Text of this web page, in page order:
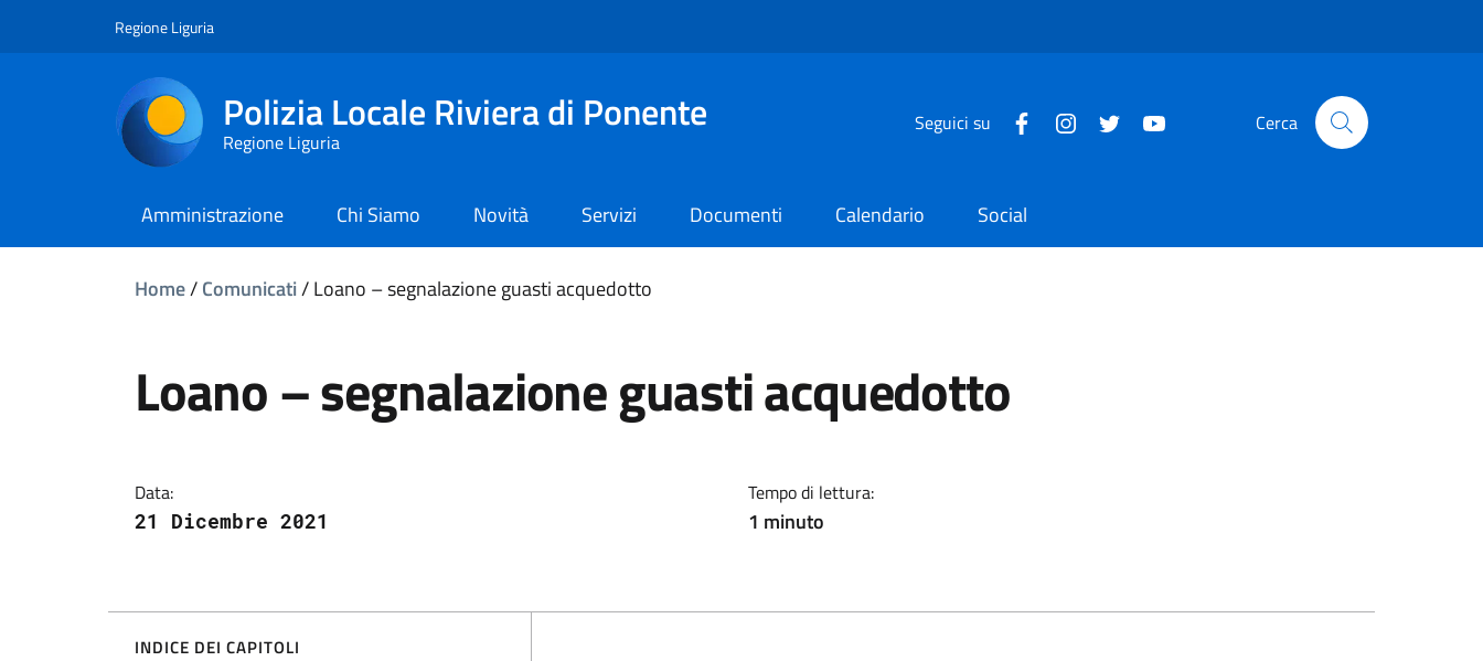
Regione Liguria
Polizia Locale Riviera di Ponente
Regione Liguria
Seguici su Cerca
Amministrazione Chi Siamo Novità Servizi Documenti Calendario Social
Home/Comunicati/Loano – segnalazione guasti acquedotto
Loano – segnalazione guasti acquedotto
Data:
21 Dicembre 2021
Tempo di lettura:
1 minuto
INDICE DEI CAPITOLI